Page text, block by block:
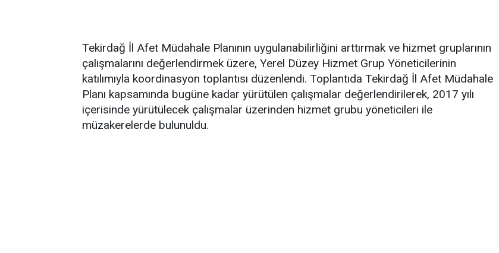
Tekirdağ İl Afet Müdahale Planının uygulanabilirliğini arttırmak ve hizmet gruplarının
çalışmalarını değerlendirmek üzere, Yerel Düzey Hizmet Grup Yöneticilerinin
katılımıyla koordinasyon toplantısı düzenlendi. Toplantıda Tekirdağ İl Afet Müdahale
Planı kapsamında bugüne kadar yürütülen çalışmalar değerlendirilerek, 2017 yılı
içerisinde yürütülecek çalışmalar üzerinden hizmet grubu yöneticileri ile
müzakerelerde bulunuldu.